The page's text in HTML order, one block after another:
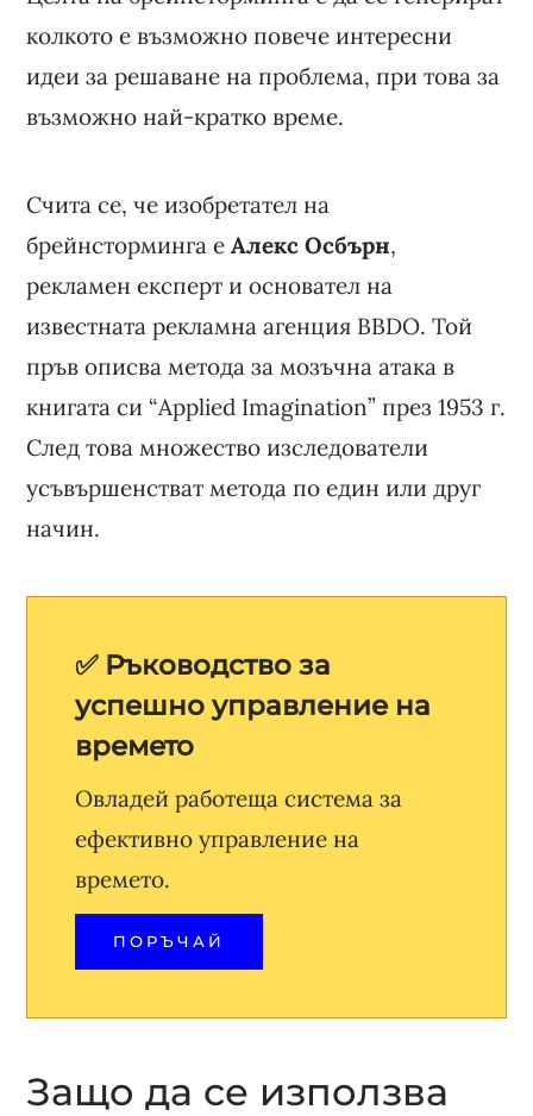
колкото е възможно повече интересни
идеи за решаване на проблема, при това за
възможно най-кратко време.
Счита се, че изобретател на
брейнсторминга еАлекс Осбърн,
рекламен експерт и основател на
известната рекламна агенция BBDO. Той
пръв описва метода за мозъчна атака в
книгата си “Applied Imagination” през 1953 г.
След това множество изследователи
усъвършенстват метода по един или друг
начин.
✅ Ръководство за
успешно управление на
времето
Овладей работеща система за
ефективно управление на
времето.
ПОРЪЧАЙ
Защо да се използва